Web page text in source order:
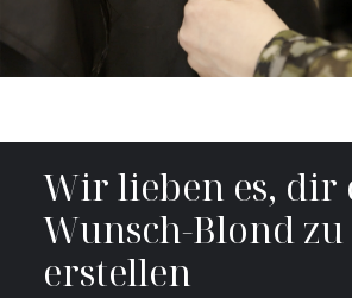
Wir lieben es, dir
Wunsch-Blond zu
erstellen